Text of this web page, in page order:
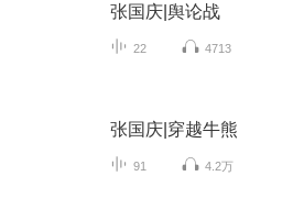
张国庆|舆论战
22 4713
张国庆|穿越牛熊
91 4.2万